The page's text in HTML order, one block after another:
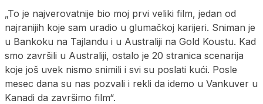
„To je najverovatnije bio moj prvi veliki film, jedan od
najranijih koje sam uradio u glumačkoj karijeri. Sniman je
u Bankoku na Tajlandu i u Australiji na Gold Koustu. Kad
smo završili u Australiji, ostalo je 20 stranica scenarija
koje još uvek nismo snimili i svi su poslati kući. Posle
mesec dana su nas pozvali i rekli da idemo u Vankuver u
Kanadi da završimo film“.